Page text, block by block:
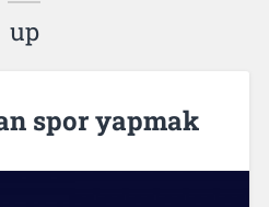
up
spor yapmak